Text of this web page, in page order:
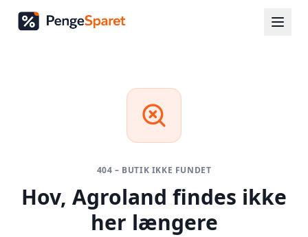
404 – BUTIK IKKE FUNDET
Hov, Agroland findes ikke
her længere